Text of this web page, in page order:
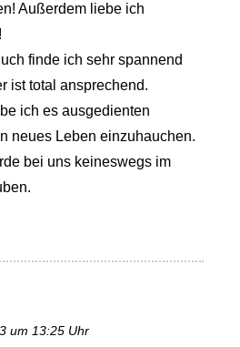
Außerdem liebe ich
finde ich sehr spannend
ist total ansprechend.
ich es ausgedienten
neues Leben einzuhauchen.
bei uns keineswegs im
um 13:25 Uhr